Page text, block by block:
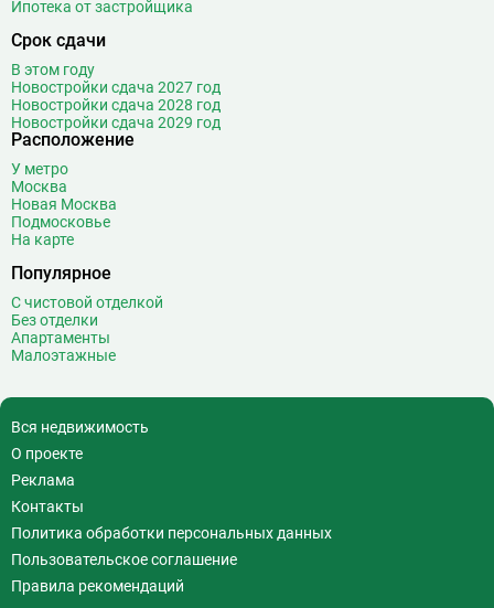
Ипотека от застройщика
Срок сдачи
В этом году
Новостройки сдача 2027 год
Новостройки сдача 2028 год
Новостройки сдача 2029 год
Расположение
У метро
Москва
Новая Москва
Подмосковье
На карте
Популярное
С чистовой отделкой
Без отделки
Апартаменты
Малоэтажные
Вся недвижимость
О проекте
Реклама
Контакты
Политика обработки персональных данных
Пользовательское соглашение
Правила рекомендаций